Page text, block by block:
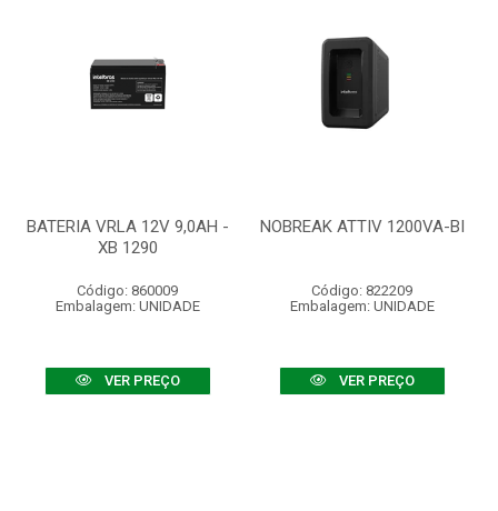
BATERIA VRLA 12V 9,0AH -
XB 1290
Código: 860009
Embalagem: UNIDADE
VER PREÇO
NOBREAK ATTIV 1200VA-BI
Código: 822209
Embalagem: UNIDADE
VER PREÇO